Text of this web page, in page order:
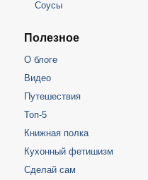
Соусы
Полезное
О блоге
Видео
Путешествия
Топ-5
Книжная полка
Кухонный фетишизм
Сделай сам